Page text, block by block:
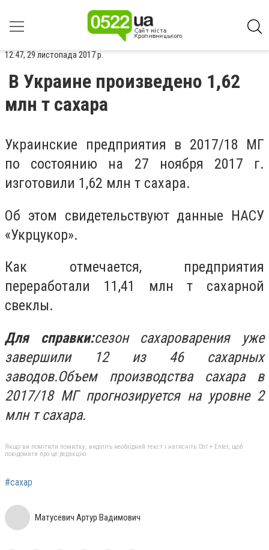
12:47, 29 листопада 2017 р.
В Украине произведено 1,62
млн т сахара
Украинские предприятия в 2017/18 МГ
по состоянию на 27 ноября 2017 г.
изготовили 1,62 млн т сахара.
Об этом свидетельствуют данные НАСУ
«Укрцукор».
Как отмечается, предприятия
переработали 11,41 млн т сахарной
свеклы.
Для справки:сезон сахароварения уже
завершили 12 из 46 сахарных
заводов.Объем производства сахара в
2017/18 МГ прогнозируется на уровне 2
млн т сахара.
Якщо ви помітили помилку, виділіть необхідний текст і натисніть Ctrl + Enter, щоб
повідомити про це редакцію
#сахар
Матусевич Артур Вадимович